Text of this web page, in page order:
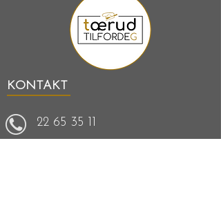
KONTAKT
22 65 35 11